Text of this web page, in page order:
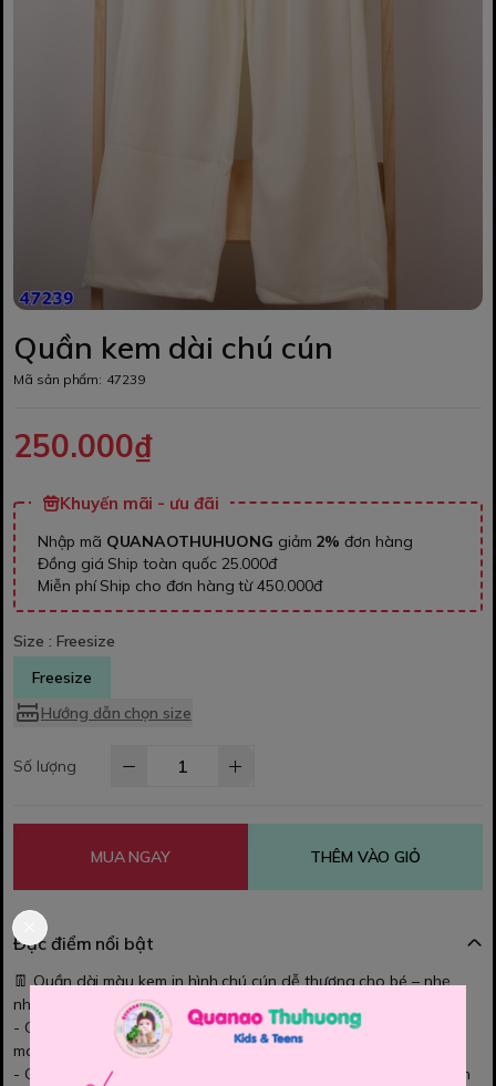
Quần kem dài chú cún
Mã sản phẩm: 47239
250.000₫
Khuyến mãi - ưu đãi
Nhập mã QUANAOTHUHUONG giảm 2% đơn hàng
Đồng giá Ship toàn quốc 25.000đ
Miễn phí Ship cho đơn hàng từ 450.000đ
Size : Freesize
Freesize
Hướng dẫn chọn size
Số lượng
MUA NGAY THÊM VÀO GIỎ
Đặc điểm nổi bật
👖 Quần dài màu kem in hình chú cún dễ thương cho bé – nhẹ
nhàng và siêu đáng yêu! 🐶🤍
- Gam màu kem nhã nhặn, dễ phối với nhiều kiểu áo khác nhau,
mang lại vẻ ngoài tươi sáng và tinh tế.
- Chất vải mềm mịn, co giãn thoải mái, giúp bé vận động tự nhiên